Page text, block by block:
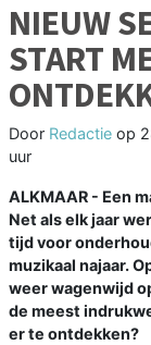
NIEUW
START
Door Redactie op
uur
ALKMAAR - Een
Net als elk jaar
tijd voor
muzikaal najaar.
weer wagenwijd
de meest
er te ontdekken?